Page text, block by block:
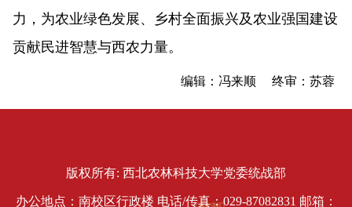
力，为农业绿色发展、乡村全面振兴及农业强国建设
贡献民进智慧与西农力量。
编辑：冯来顺 终审：苏蓉
版权所有: 西北农林科技大学党委统战部
办公地点：南校区行政楼 电话/传真：029-87082831 邮箱：